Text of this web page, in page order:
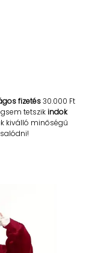
fizetés30.000 Ft
tetszikindok
kiválló minőségű